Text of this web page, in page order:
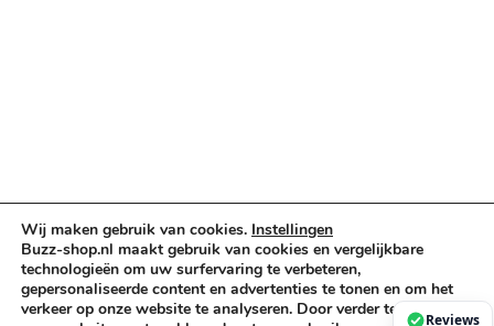
Algemene voorwaarden
Privacybeleid
Cookiebeleid
Wij maken gebruik van cookies. Instellingen
Buzz-shop.nl maakt gebruik van cookies en vergelijkbare
technologieën om uw surfervaring te verbeteren,
gepersonaliseerde content en advertenties te tonen en om het
verkeer op onze website te analyseren. Door verder te gaan op
Reviews